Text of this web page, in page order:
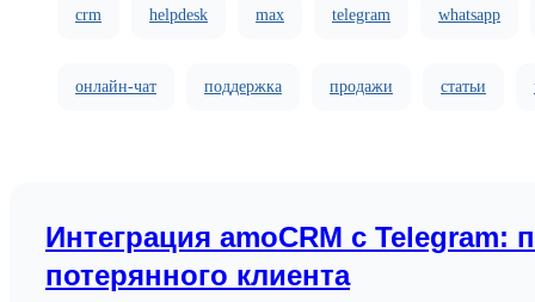
crm helpdesk max telegram whatsapp
онлайн-чат поддержка продажи статьи
Интеграция amoCRM с Telegram:
потерянного клиента